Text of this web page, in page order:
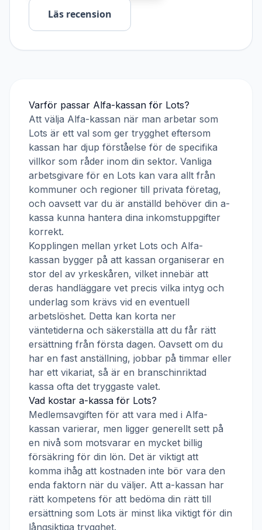
Läs recension
Varför passar Alfa-kassan för Lots?
Att välja Alfa-kassan när man arbetar som
Lots är ett val som ger trygghet eftersom
kassan har djup förståelse för de specifika
villkor som råder inom din sektor. Vanliga
arbetsgivare för en Lots kan vara allt från
kommuner och regioner till privata företag,
och oavsett var du är anställd behöver din a-
kassa kunna hantera dina inkomstuppgifter
korrekt.
Kopplingen mellan yrket Lots och Alfa-
kassan bygger på att kassan organiserar en
stor del av yrkeskåren, vilket innebär att
deras handläggare vet precis vilka intyg och
underlag som krävs vid en eventuell
arbetslöshet. Detta kan korta ner
väntetiderna och säkerställa att du får rätt
ersättning från första dagen. Oavsett om du
har en fast anställning, jobbar på timmar eller
har ett vikariat, så är en branschinriktad
kassa ofta det tryggaste valet.
Vad kostar a-kassa för Lots?
Medlemsavgiften för att vara med i Alfa-
kassan varierar, men ligger generellt sett på
en nivå som motsvarar en mycket billig
försäkring för din lön. Det är viktigt att
komma ihåg att kostnaden inte bör vara den
enda faktorn när du väljer. Att a-kassan har
rätt kompetens för att bedöma din rätt till
ersättning som Lots är minst lika viktigt för din
långsiktiga trygghet.